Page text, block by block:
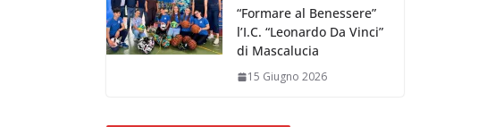
“Formare al Benessere”
l’I.C. “Leonardo Da Vinci”
di Mascalucia
15 Giugno 2026